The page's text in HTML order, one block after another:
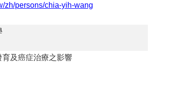
zh/persons/chia-yih-wang
及癌症治療之影響